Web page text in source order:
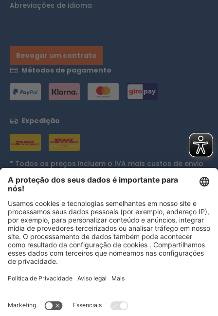
Abreviações de idioma
Revogar um contrato
Métodos de pagamento
Expedição
* Todos os preços incluem o IVA mais custos de envio
e, se aplicável, custos de entrega em dinheiro, exceto
se indicado de outra forma.
Reconhecimentos